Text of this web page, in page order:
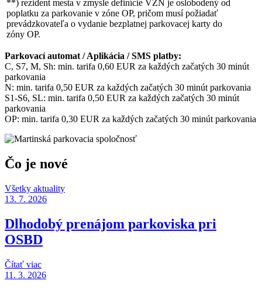
**) rezident mesta v zmysle definície VZN je oslobodený od
poplatku za parkovanie v zóne OP, pričom musí požiadať
prevádzkovateľa o vydanie bezplatnej parkovacej karty do
zóny OP.
Parkovací automat / Aplikácia / SMS platby:
C, S7, M, Sh: min. tarifa 0,60 EUR za každých začatých 30 minút
parkovania
N: min. tarifa 0,50 EUR za každých začatých 30 minút parkovania
S1-S6, SL: min. tarifa 0,50 EUR za každých začatých 30 minút
parkovania
OP: min. tarifa 0,30 EUR za každých začatých 30 minút parkovania
Čo je nové
Všetky aktuality
13. 7. 2026
Dlhodobý prenájom parkoviska pri
OSBD
Čítať viac
11. 3. 2026